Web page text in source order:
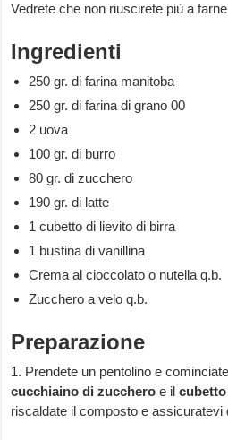
Vedrete che non riuscirete più a
Ingredienti
250 gr. di farina manitoba
250 gr. di farina di grano 00
2 uova
100 gr. di burro
80 gr. di zucchero
190 gr. di latte
1 cubetto di lievito di birra
1 bustina di vanillina
Crema al cioccolato o nutella q.b.
Zucchero a velo q.b.
Preparazione
1. Prendete un pentolino e
cucchiaino di zucchero e il
riscaldate il composto e assicuratevi